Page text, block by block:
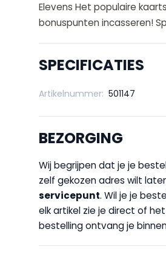
Elevens Het populaire
bonuspunten incasseren!
SPECIFICATIES
Artikelnummer: 501147
BEZORGING
Wij begrijpen dat je je
zelf gekozen adres wilt
servicepunt. Wil je je
elk artikel zie je direct of
bestelling ontvang je